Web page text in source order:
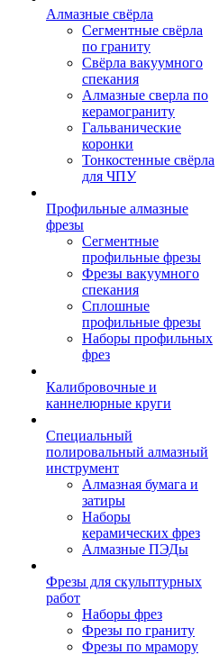
Алмазные свёрла
Сегментные свёрла
по граниту
Свёрла вакуумного
спекания
Алмазные сверла по
керамограниту
Гальванические
коронки
Тонкостенные свёрла
для ЧПУ
Профильные алмазные
фрезы
Сегментные
профильные фрезы
Фрезы вакуумного
спекания
Сплошные
профильные фрезы
Наборы профильных
фрез
Калибровочные и
каннелюрные круги
Специальный
полировальный алмазный
инструмент
Алмазная бумага и
затиры
Наборы
керамических фрез
Алмазные ПЭДы
Фрезы для скульптурных
работ
Наборы фрез
Фрезы по граниту
Фрезы по мрамору